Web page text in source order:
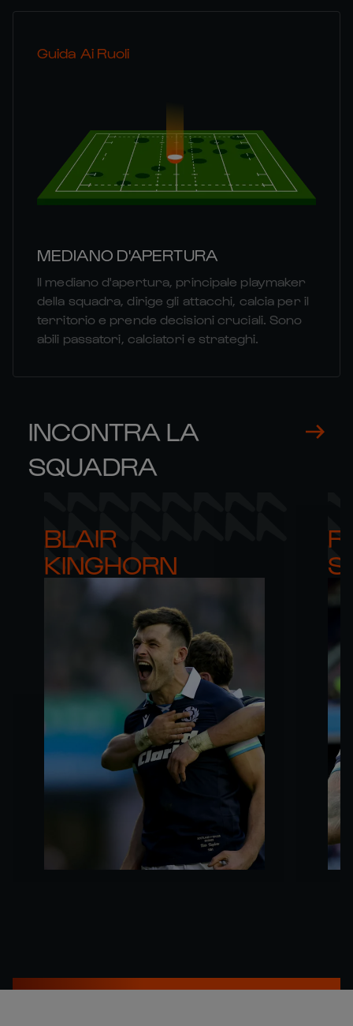
Guida Ai Ruoli
MEDIANO D'APERTURA
Il mediano d'apertura, principale playmaker
della squadra, dirige gli attacchi, calcia per il
territorio e prende decisioni cruciali. Sono
abili passatori, calciatori e strateghi.
INCONTRA LA
SQUADRA
BLAIR
KINGHORN